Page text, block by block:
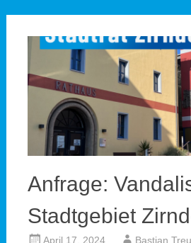
Anfrage:
Stadtgebiet
April 17, 2024 Bastian